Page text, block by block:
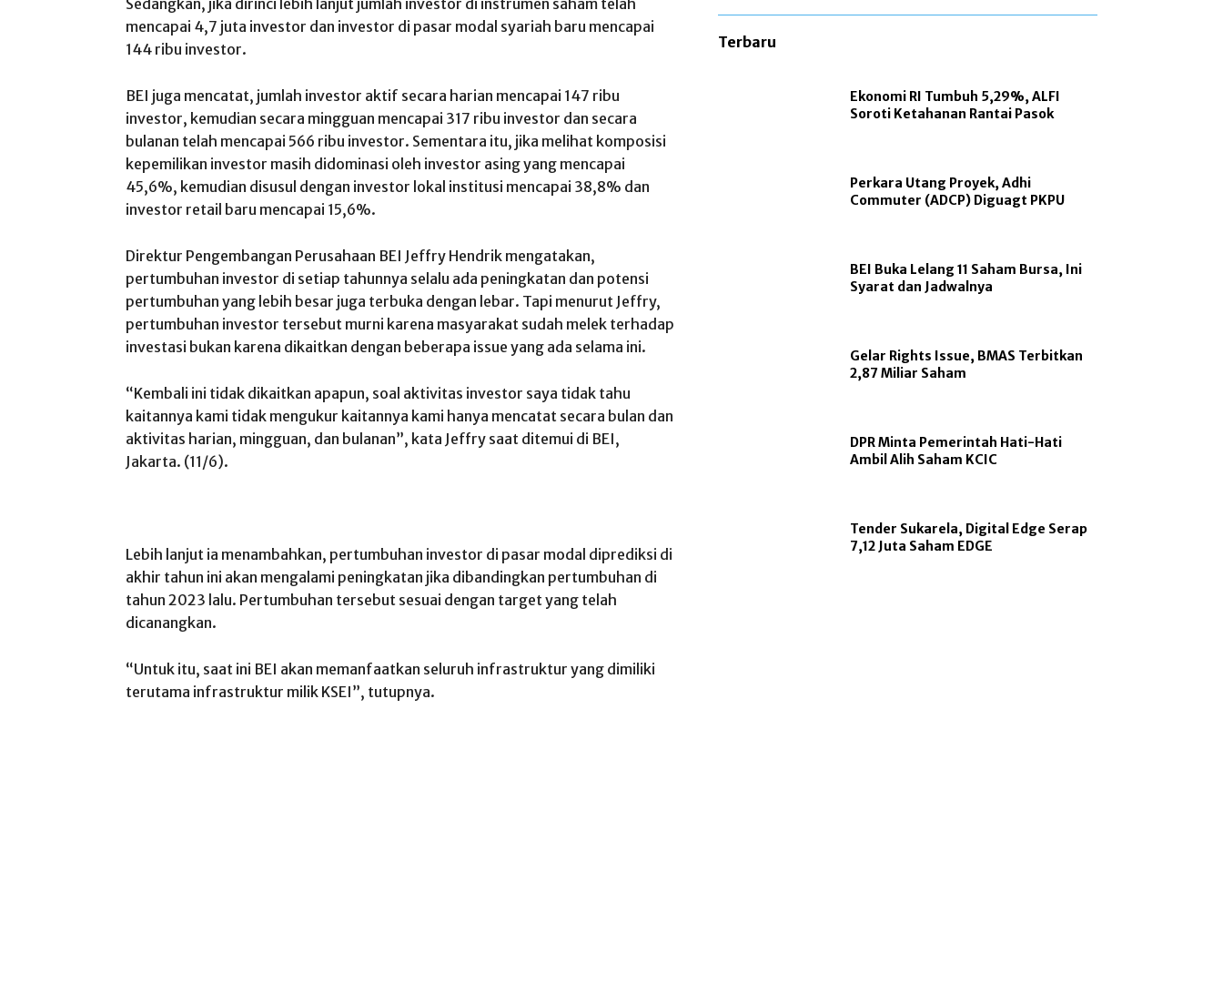
Sedangkan, jika dirinci lebih lanjut jumlah investor di instrumen saham telah
mencapai 4,7 juta investor dan investor di pasar modal syariah baru mencapai
144 ribu investor.
BEI juga mencatat, jumlah investor aktif secara harian mencapai 147 ribu
investor, kemudian secara mingguan mencapai 317 ribu investor dan secara
bulanan telah mencapai 566 ribu investor. Sementara itu, jika melihat komposisi
kepemilikan investor masih didominasi oleh investor asing yang mencapai
45,6%, kemudian disusul dengan investor lokal institusi mencapai 38,8% dan
investor retail baru mencapai 15,6%.
Direktur Pengembangan Perusahaan BEI Jeffry Hendrik mengatakan,
pertumbuhan investor di setiap tahunnya selalu ada peningkatan dan potensi
pertumbuhan yang lebih besar juga terbuka dengan lebar. Tapi menurut Jeffry,
pertumbuhan investor tersebut murni karena masyarakat sudah melek terhadap
investasi bukan karena dikaitkan dengan beberapa issue yang ada selama ini.
“Kembali ini tidak dikaitkan apapun, soal aktivitas investor saya tidak tahu
kaitannya kami tidak mengukur kaitannya kami hanya mencatat secara bulan dan
aktivitas harian, mingguan, dan bulanan”, kata Jeffry saat ditemui di BEI,
Jakarta. (11/6).
Lebih lanjut ia menambahkan, pertumbuhan investor di pasar modal diprediksi di
akhir tahun ini akan mengalami peningkatan jika dibandingkan pertumbuhan di
tahun 2023 lalu. Pertumbuhan tersebut sesuai dengan target yang telah
dicanangkan.
“Untuk itu, saat ini BEI akan memanfaatkan seluruh infrastruktur yang dimiliki
terutama infrastruktur milik KSEI”, tutupnya.
Terbaru
Ekonomi RI Tumbuh 5,29%, ALFI
Soroti Ketahanan Rantai Pasok
Perkara Utang Proyek, Adhi
Commuter (ADCP) Diguagt PKPU
BEI Buka Lelang 11 Saham Bursa, Ini
Syarat dan Jadwalnya
Gelar Rights Issue, BMAS Terbitkan
2,87 Miliar Saham
DPR Minta Pemerintah Hati-Hati
Ambil Alih Saham KCIC
Tender Sukarela, Digital Edge Serap
7,12 Juta Saham EDGE